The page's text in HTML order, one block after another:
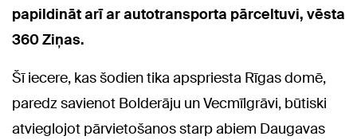
papildināt arī ar autotransporta pārceltuvi, vēsta
360 Ziņas.
Šī iecere, kas šodien tika apspriesta Rīgas domē,
paredz savienot Bolderāju un Vecmīlgrāvi, būtiski
atvieglojot pārvietošanos starp abiem Daugavas